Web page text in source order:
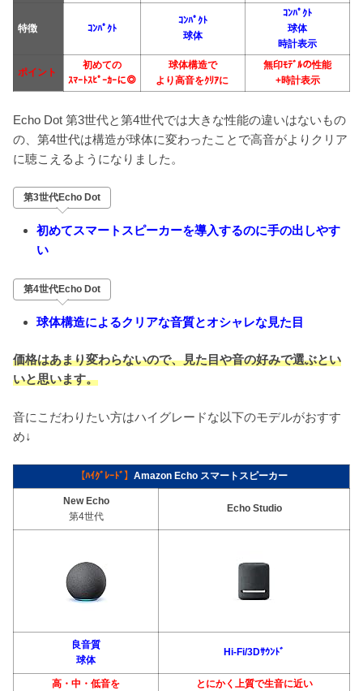
特徴 ｺﾝﾊﾟｸﾄ
ｺﾝﾊﾟｸﾄ
球体
ｺﾝﾊﾟｸﾄ
球体
時計表示
ポイント
初めての
ｽﾏｰﾄｽﾋﾟｰｶｰに◎
球体構造で
より高音をｸﾘｱに
無印ﾓﾃﾞﾙの性能
+時計表示
Echo Dot 第3世代と第4世代では大きな性能の違いはないもの
の、第4世代は構造が球体に変わったことで高音がよりクリア
に聴こえるようになりました。
第3世代Echo Dot
初めてスマートスピーカーを導入するのに手の出しやす
い
第4世代Echo Dot
球体構造によるクリアな音質とオシャレな見た目
価格はあまり変わらないので、見た目や音の好みで選ぶとい
いと思います。
音にこだわりたい方はハイグレードな以下のモデルがおすす
め↓
【ﾊｲｸﾞﾚｰﾄﾞ】 Amazon Echo スマートスピーカー
New Echo
第4世代
Echo Studio
良音質
球体
Hi-Fi/3Dｻｳﾝﾄﾞ
高・中・低音を
とにかく上質で生音に近い